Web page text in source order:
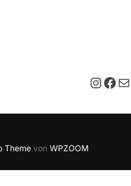
E-
Theme von WPZOOM